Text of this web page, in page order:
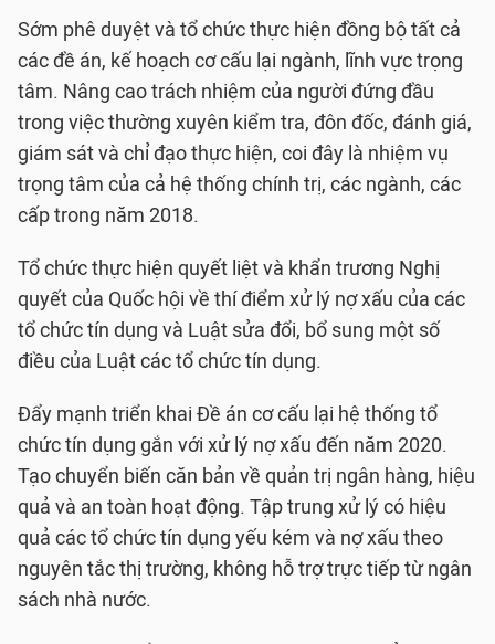
Sớm phê duyệt và tổ chức thực hiện đồng bộ tất cả
các đề án, kế hoạch cơ cấu lại ngành, lĩnh vực trọng
tâm. Nâng cao trách nhiệm của người đứng đầu
trong việc thường xuyên kiểm tra, đôn đốc, đánh giá,
giám sát và chỉ đạo thực hiện, coi đây là nhiệm vụ
trọng tâm của cả hệ thống chính trị, các ngành, các
cấp trong năm 2018.
Tổ chức thực hiện quyết liệt và khẩn trương Nghị
quyết của Quốc hội về thí điểm xử lý nợ xấu của các
tổ chức tín dụng và Luật sửa đổi, bổ sung một số
điều của Luật các tổ chức tín dụng.
Đẩy mạnh triển khai Đề án cơ cấu lại hệ thống tổ
chức tín dụng gắn với xử lý nợ xấu đến năm 2020.
Tạo chuyển biến căn bản về quản trị ngân hàng, hiệu
quả và an toàn hoạt động. Tập trung xử lý có hiệu
quả các tổ chức tín dụng yếu kém và nợ xấu theo
nguyên tắc thị trường, không hỗ trợ trực tiếp từ ngân
sách nhà nước.